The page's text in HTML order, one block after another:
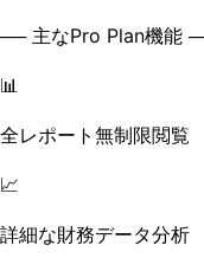
── 主なPro Plan機能
📊
全レポート無制限閲覧
📈
詳細な財務データ分析